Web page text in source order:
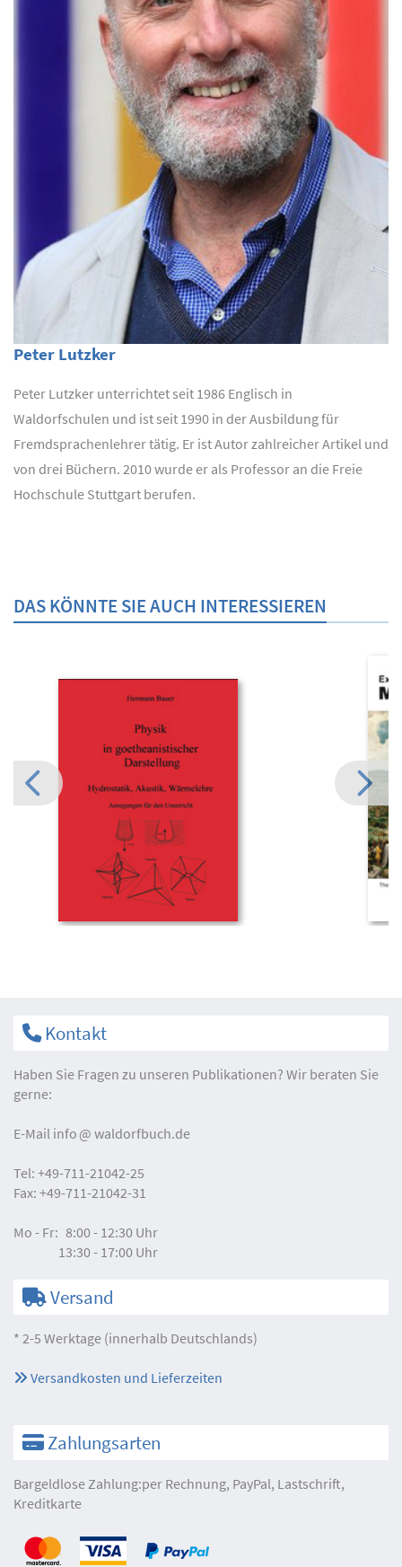
Peter Lutzker
Peter Lutzker unterrichtet seit 1986 Englisch in
Waldorfschulen und ist seit 1990 in der Ausbildung für
Fremdsprachenlehrer tätig. Er ist Autor zahlreicher Artikel und
von drei Büchern. 2010 wurde er als Professor an die Freie
Hochschule Stuttgart berufen.
DAS KÖNNTE SIE AUCH INTERESSIEREN
Kontakt
Haben Sie Fragen zu unseren Publikationen? Wir beraten Sie
gerne:
E-Mail info waldorfbuch.de
Tel: +49-711-21042-25
Fax: +49-711-21042-31
Mo - Fr: 8:00 - 12:30 Uhr
13:30 - 17:00 Uhr
Versand
* 2-5 Werktage (innerhalb Deutschlands)
Versandkosten und Lieferzeiten
Zahlungsarten
Bargeldlose Zahlung:per Rechnung, PayPal, Lastschrift,
Kreditkarte